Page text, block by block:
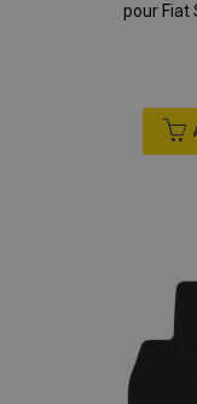
pour Fiat